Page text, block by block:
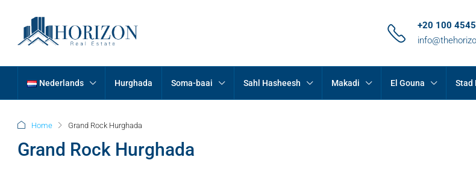
+20 100
Nederlands Hurghada Soma-baai Sahl Hasheesh Makadi El Gouna Stad
Home Grand Rock Hurghada
Grand Rock Hurghada